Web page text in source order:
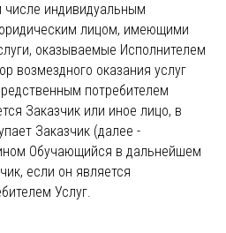
индивидуальным
лицом, имеющими
оказываемые Исполнителем
возмездного оказания услуг
потребителем
Заказчик или иное лицо, в
Заказчик (далее -
Обучающийся в дальнейшем
если он является
Услуг.